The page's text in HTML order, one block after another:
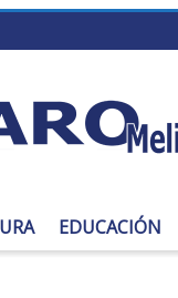
EDUCACIÓN